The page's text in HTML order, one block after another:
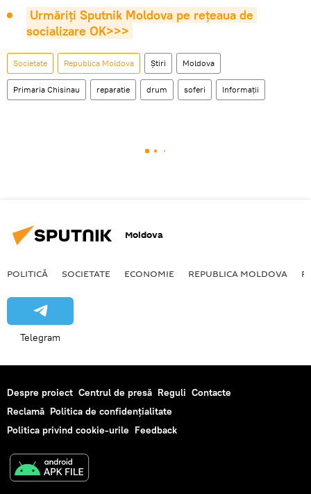
Urmăriți Sputnik Moldova pe rețeaua de
socializare OK>>>
Societate Republica Moldova Știri Moldova
Primaria Chisinau reparatie drum soferi Informații
Moldova
POLITICĂ SOCIETATE ECONOMIE REPUBLICA MOLDOVA
Telegram
Despre proiect Centrul de presă Reguli Contacte
Reclamă Politica de confidențialitate
Politica privind cookie-urile Feedback